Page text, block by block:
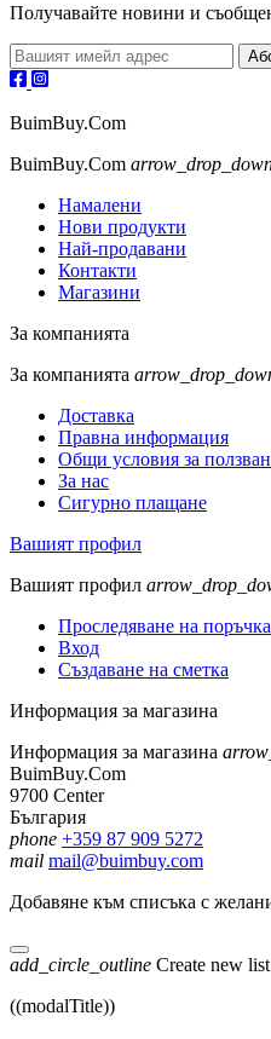
Получавайте новини и
BuimBuy.Com
BuimBuy.Com
Намалени
Нови продукти
Най-продавани
Контакти
Магазини
За компанията
За компанията
Доставка
Правна информация
Общи условия за
За нас
Сигурно плащане
Вашият профил
Вашият профил
Проследяване на поръчка
Вход
Създаване на сметка
Информация за магазина
Информация за магазина
BuimBuy.Com
9700 Center
България
phone +359 87 909 5272
mail mail@buimbuy.com
Добавяне към списъка с
add_circle_outline Create new list
((modalTitle))